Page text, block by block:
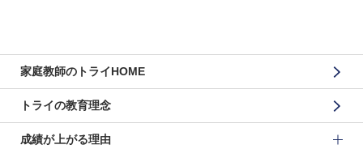
家庭教師のトライHOME
トライの教育理念
成績が上がる理由